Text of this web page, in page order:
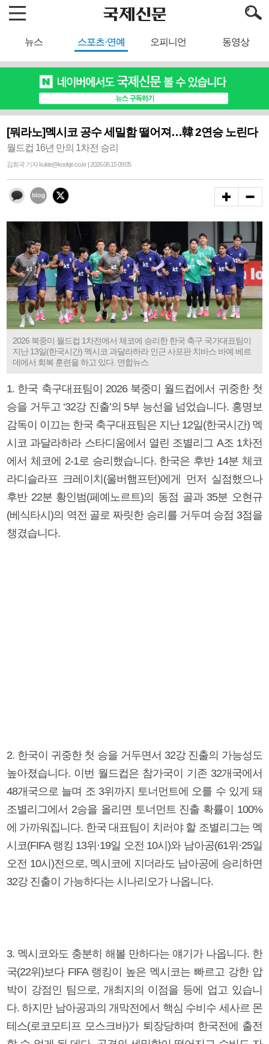
뉴스 스포츠·연예 오피니언 동영상
[뭐라노]멕시코 공수 세밀함 떨어져…韓 2연승 노린다
월드컵 16년 만의 1차전 승리
김희국 기자 kukie@kookje.co.kr | 2026.06.15 09:05
2026 북중미 월드컵 1차전에서 체코에 승리한 한국 축구 국가대표팀이
지난 13일(한국시간) 멕시코 과달라하라 인근 사포판 치바스 바예 베르
데에서 회복 훈련을 하고 있다. 연합뉴스
1. 한국 축구대표팀이 2026 북중미 월드컵에서 귀중한 첫
승을 거두고 ‘32강 진출’의 5부 능선을 넘었습니다. 홍명보
감독이 이끄는 한국 축구대표팀은 지난 12일(한국시간) 멕
시코 과달라하라 스타디움에서 열린 조별리그 A조 1차전
에서 체코에 2-1로 승리했습니다. 한국은 후반 14분 체코
라디슬라프 크레이치(울버햄프턴)에게 먼저 실점했으나
후반 22분 황인범(페예노르트)의 동점 골과 35분 오현규
(베식타시)의 역전 골로 짜릿한 승리를 거두며 승점 3점을
챙겼습니다.
2. 한국이 귀중한 첫 승을 거두면서 32강 진출의 가능성도
높아졌습니다. 이번 월드컵은 참가국이 기존 32개국에서
48개국으로 늘며 조 3위까지 토너먼트에 오를 수 있게 돼
조별리그에서 2승을 올리면 토너먼트 진출 확률이 100%
에 가까워집니다. 한국 대표팀이 치러야 할 조별리그는 멕
시코(FIFA 랭킹 13위·19일 오전 10시)와 남아공(61위·25일
오전 10시)전으로, 멕시코에 지더라도 남아공에 승리하면
32강 진출이 가능하다는 시나리오가 나옵니다.
3. 멕시코와도 충분히 해볼 만하다는 얘기가 나옵니다. 한
국(22위)보다 FIFA 랭킹이 높은 멕시코는 빠르고 강한 압
박이 강점인 팀으로, 개최지의 이점을 등에 업고 있습니
다. 하지만 남아공과의 개막전에서 핵심 수비수 세사르 몬
테스(로코모티프 모스크바)가 퇴장당하며 한국전에 출전